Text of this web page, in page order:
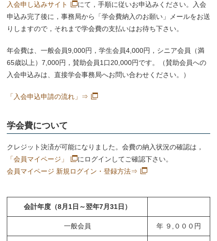
入会申し込みサイト
にて，手順に従いお申込みください。入会
申込み完了後に，事務局から「学会費納入のお願い」メールをお送
りしますので，それまで学会費の支払いはお待ち下さい。
年会費は、一般会員9,000円，学生会員4,000円，シニア会員（満
65歳以上）7,000円，賛助会員1口20,000円です。（賛助会員への
入会申込みは、直接学会事務局へお問い合わせください。）
「入会申込申請の流れ」⇒
学会費について
クレジット決済が可能になりました。会費の納入状況の確認は，
「会員マイページ」
にログインしてご確認下さい。
会員マイページ 新規ログイン・登録方法⇒
会計年度（8月1日～翌年7月31日）
一般会員 年 ９,０００円